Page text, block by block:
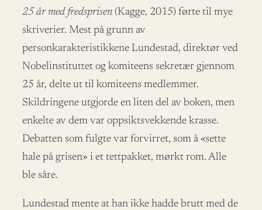
25 år med fredsprisen (Kagge, 2015) førte til mye
skriverier. Mest på grunn av
personkarakteristikkene Lundestad, direktør ved
Nobelinstituttet og komiteens sekretær gjennom
25 år, delte ut til komiteens medlemmer.
Skildringene utgjorde en liten del av boken, men
enkelte av dem var oppsiktsvekkende krasse.
Debatten som fulgte var forvirret, som å «sette
hale på grisen» i et tettpakket, mørkt rom. Alle
ble såre.
Lundestad mente at han ikke hadde brutt med de